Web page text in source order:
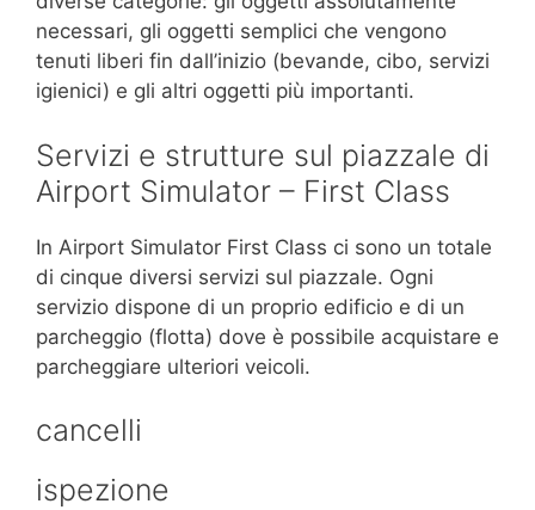
necessari, gli oggetti semplici che vengono
tenuti liberi fin dall’inizio (bevande, cibo, servizi
igienici) e gli altri oggetti più importanti.
Servizi e strutture sul piazzale di
Airport Simulator – First Class
In Airport Simulator First Class ci sono un totale
di cinque diversi servizi sul piazzale. Ogni
servizio dispone di un proprio edificio e di un
parcheggio (flotta) dove è possibile acquistare e
parcheggiare ulteriori veicoli.
cancelli
ispezione